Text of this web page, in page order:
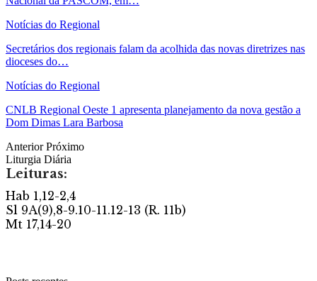
Notícias do Regional
Secretários dos regionais falam da acolhida das novas diretrizes nas
dioceses do…
Notícias do Regional
CNLB Regional Oeste 1 apresenta planejamento da nova gestão a
Dom Dimas Lara Barbosa
AnteriorPróximo
Liturgia Diária